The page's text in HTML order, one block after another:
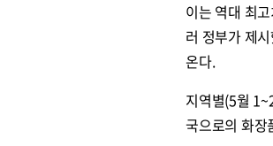
이는 역대 최
러 정부가 제
온다.
지역별(5월
국으로의 화